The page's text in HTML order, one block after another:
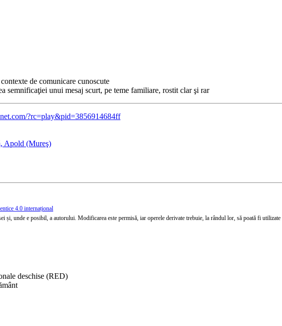
de comunicare cunoscute
semnificaţiei unui mesaj scurt, pe teme familiare, rostit clar şi rar
?rc=play&pid=3856914684ff
Apold (Mureş)
4.0 internațional
și, unde e posibil, a autorului. Modificarea este permisă, iar operele derivate trebuie, la rândul lor, să poată fi
deschise (RED)